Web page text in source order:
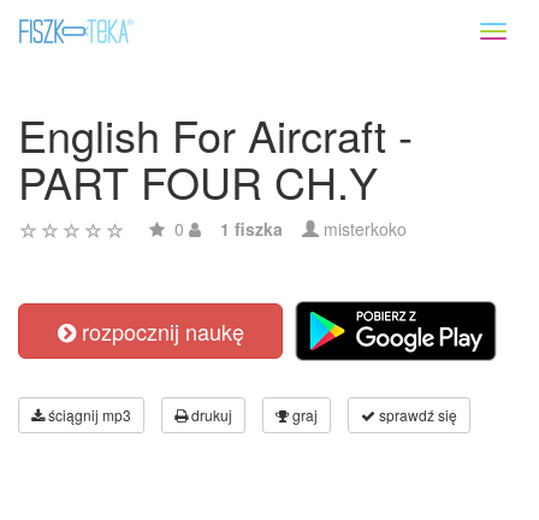
English For Aircraft -
PART FOUR CH.Y
0 1 fiszka misterkoko
rozpocznij naukę
ściągnij mp3 drukuj graj sprawdź się